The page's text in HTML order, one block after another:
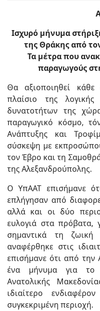
Ισχυρό μήνυμα
της Θράκης από
Τα μέτρα που
παραγωγούς
Θα αξιοποιηθεί κάθε
πλαίσιο της
δυνατοτήτων της
παραγωγικό κόσμο,
Ανάπτυξης και
σύσκεψη με
τον Έβρο και τη
της Αλεξανδρούπολης.
Ο ΥπΑΑΤ επισήμανε
επλήγησαν από
αλλά και οι δύο
ευλογιά στα πρόβατα,
σημαντικά τη
αναφέρθηκε στις
επισήμανε ότι από την
ένα μήνυμα για το
Ανατολικής
ιδιαίτερο
συγκεκριμένη περιοχή.